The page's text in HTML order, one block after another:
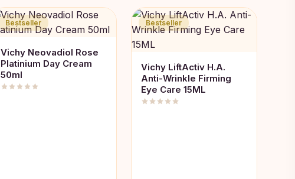
Bestseller
Vichy Neovadiol Rose
Platinium Day Cream
50ml
Bestseller
Vichy LiftActiv H.A.
Anti-Wrinkle Firming
Eye Care 15ML